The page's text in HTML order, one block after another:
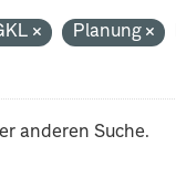
Planung
anderen Suche.